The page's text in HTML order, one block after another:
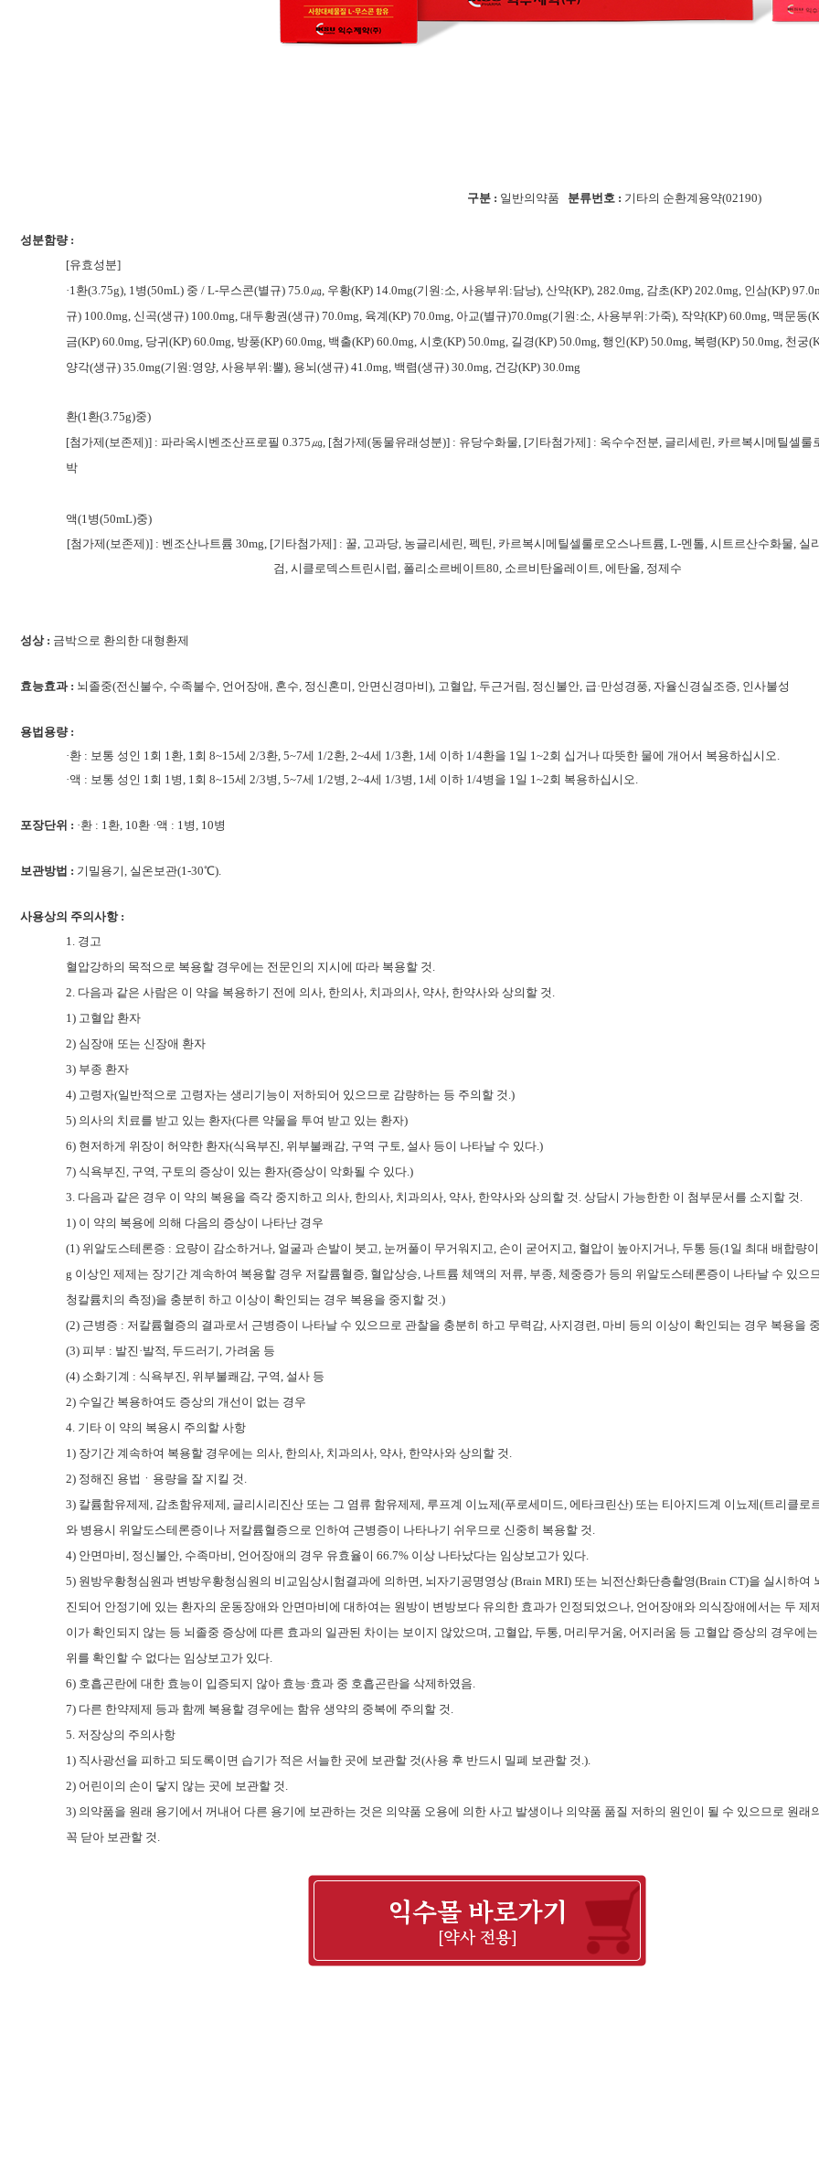
구분 : 일반의약품 분류번호 : 기타의 순환계용약(02190)
성분함량 :
[유효성분]
·1환(3.75g), 1병(50mL) 중 / L-무스콘(별규) 75.0㎍, 우황(KP) 14.0mg(기원:소, 사용부위:담낭), 산약(KP), 282.0mg, 감초(KP) 202.0mg, 인삼(KP)
규) 100.0mg, 신곡(생규) 100.0mg, 대두황권(생규) 70.0mg, 육계(KP) 70.0mg, 아교(별규)70.0mg(기원:소, 사용부위:가죽), 작약(KP) 60.0mg, 맥문동
금(KP) 60.0mg, 당귀(KP) 60.0mg, 방풍(KP) 60.0mg, 백출(KP) 60.0mg, 시호(KP) 50.0mg, 길경(KP) 50.0mg, 행인(KP) 50.0mg, 복령(KP) 50.0mg, 천궁
양각(생규) 35.0mg(기원:영양, 사용부위:뿔), 용뇌(생규) 41.0mg, 백렴(생규) 30.0mg, 건강(KP) 30.0mg
환(1환(3.75g)중)
[첨가제(보존제)] : 파라옥시벤조산프로필 0.375 ㎍, [첨가제(동물유래성분)] : 유당수화물, [기타첨가제] : 옥수수전분, 글리세린, 카르복시메틸셀룰
박
액(1병(50mL)중)
[첨가제(보존제)] : 벤조산나트륨 30mg, [기타첨가제] : 꿀, 고과당, 농글리세린, 펙틴, 카르복시메틸셀룰로오스나트륨, L-멘톨, 시트르산수화물, 실
검, 시클로덱스트린시럽, 폴리소르베이트80, 소르비탄올레이트, 에탄올, 정제수
성상 : 금박으로 환의한 대형환제
효능효과 : 뇌졸중(전신불수, 수족불수, 언어장애, 혼수, 정신혼미, 안면신경마비), 고혈압, 두근거림, 정신불안, 급·만성경풍, 자율신경실조증, 인사불성
용법용량 :
·환 : 보통 성인 1회 1환, 1회 8~15세 2/3환, 5~7세 1/2환, 2~4세 1/3환, 1세 이하 1/4환을 1일 1~2회 십거나 따뜻한 물에 개어서 복용하십시오.
·액 : 보통 성인 1회 1병, 1회 8~15세 2/3병, 5~7세 1/2병, 2~4세 1/3병, 1세 이하 1/4병을 1일 1~2회 복용하십시오.
포장단위 : ·환 : 1환, 10환 ·액 : 1병, 10병
보관방법 : 기밀용기, 실온보관(1-30℃).
사용상의 주의사항 :
1. 경고
혈압강하의 목적으로 복용할 경우에는 전문인의 지시에 따라 복용할 것
2. 다음과 같은 사람은 이 약을 복용하기 전에 의사 한의사 치과의사 약사 한약사와 상의할 것
1) 고혈압 환자
2) 심장애 또는 신장애 환자
3) 부종 환자
4) 고령자(일반적으로 고령자는 생리기능이 저하되어 있으므로 감량하는 등 주의할 것 .)
5) 의사의 치료를 받고 있는 환자(다른 약물을 투여 받고 있는 환자)
6) 현저하게 위장이 허약한 환자(식욕부진 위부불쾌감 구역 구토 설사 등이 나타날 수 있다 .)
7) 식욕부진 구역 구토의 증상이 있는 환자(증상이 악화될 수 있다 .)
3. 다음과 같은 경우 이 약의 복용을 즉각 중지하고 의사 한의사 치과의사 약사 한약사와 상의할 것 상담시 가능한한 이 첨부문서를 소지할 것
1) 이 약의 복용에 의해 다음의 증상이 나타난 경우
(1) 위알도스테론증 : 요량이 감소하거나 얼굴과 손발이 붓고 눈꺼풀이 무거워지고 손이 굳어지고 혈압이 높아지거나 두통 등(1 일 최대 배합량
g 이상인 제제는 장기간 계속하여 복용할 경우 저칼륨혈증 혈압상승 나트륨 체액의 저류 부종 체중증가 등의 위알도스테론증이 나타날 수 있으
청칼륨치의 측정)을 충분히 하고 이상이 확인되는 경우 복용을 중지할 것 .)
(2) 근병증 : 저칼륨혈증의 결과로서 근병증이 나타날 수 있으므로 관찰을 충분히 하고 무력감 사지경련 마비 등의 이상이 확인되는 경우 복용을
(3) 피부 : 발진 ·발적 두드러기 가려움 등
(4) 소화기계 : 식욕부진 위부불쾌감 구역 설사 등
2) 수일간 복용하여도 증상의 개선이 없는 경우
4. 기타 이 약의 복용시 주의할 사항
1) 장기간 계속하여 복용할 경우에는 의사 한의사 치과의사 약사 한약사와 상의할 것
2) 정해진 용법ㆍ용량을 잘 지킬 것
3) 칼륨함유제제 감초함유제제 글리시리진산 또는 그 염류 함유제제 루프계 이뇨제(푸로세미드 에타크린산) 또는 티아지드계 이뇨제(트리클로
와 병용시 위알도스테론증이나 저칼륨혈증으로 인하여 근병증이 나타나기 쉬우므로 신중히 복용할 것
4) 안면마비 정신불안 수족마비 언어장애의 경우 유효율이 66.7% 이상 나타났다는 임상보고가 있다
5) 원방우황청심원과 변방우황청심원의 비교임상시험결과에 의하면 뇌자기공명영상 (Brain MRI) 또는 뇌전산화단층촬영(Brain CT)을 실시하여
진되어 안정기에 있는 환자의 운동장애와 안면마비에 대하여는 원방이 변방보다 유의한 효과가 인정되었으나 언어장애와 의식장애에서는 두 제
이가 확인되지 않는 등 뇌졸중 증상에 따른 효과의 일관된 차이는 보이지 않았으며
고혈압 두통 머리무거움 어지러움 등 고혈압 증상의 경우에
위를 확인할 수 없다는 임상보고가 있다
6) 호흡곤란에 대한 효능이 입증되지 않아 효능·효과 중 호흡곤란을 삭제하였음
7) 다른 한약제제 등과 함께 복용할 경우에는 함유 생약의 중복에 주의할 것
5. 저장상의 주의사항
1) 직사광선을 피하고 되도록이면 습기가 적은 서늘한 곳에 보관할 것(사용 후 반드시 밀폐 보관할 것 .).
2) 어린이의 손이 닿지 않는 곳에 보관할 것
3) 의약품을 원래 용기에서 꺼내어 다른 용기에 보관하는 것은 의약품 오용에 의한 사고 발생이나 의약품 품질 저하의 원인이 될 수 있으므로 원래
꼭 닫아 보관할 것